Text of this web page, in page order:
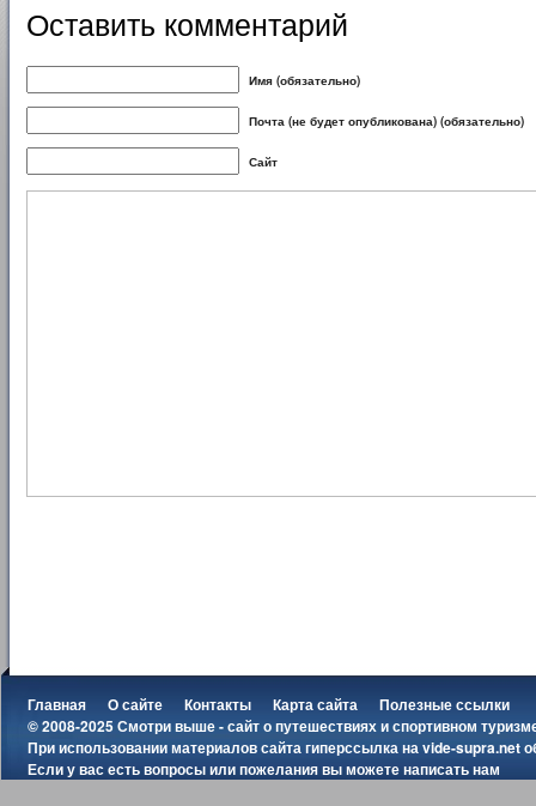
Оставить комментарий
Имя (обязательно)
Почта (не будет опубликована) (обязательно)
Сайт
Главная О сайте Контакты Карта сайта
Полезные ссылки
© 2008-2025 Смотри выше - сайт о путешествиях и спортивном
При использовании материалов сайта гиперссылка наvide-supra.net
Если у вас есть вопросы или пожелания вы можетенаписать нам